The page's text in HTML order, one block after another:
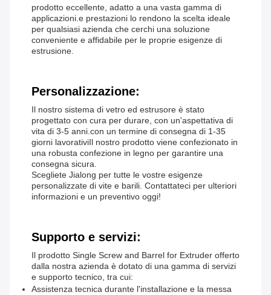
prodotto eccellente, adatto a una vasta gamma di
applicazioni.e prestazioni lo rendono la scelta ideale
per qualsiasi azienda che cerchi una soluzione
conveniente e affidabile per le proprie esigenze di
estrusione.
Personalizzazione:
Il nostro sistema di vetro ed estrusore è stato
progettato con cura per durare, con un'aspettativa di
vita di 3-5 anni.con un termine di consegna di 1-35
giorni lavorativiIl nostro prodotto viene confezionato in
una robusta confezione in legno per garantire una
consegna sicura.
Scegliete Jialong per tutte le vostre esigenze
personalizzate di vite e barili. Contattateci per ulteriori
informazioni e un preventivo oggi!
Supporto e servizi:
Il prodotto Single Screw and Barrel for Extruder offerto
dalla nostra azienda è dotato di una gamma di servizi
e supporto tecnico, tra cui:
Assistenza tecnica durante l'installazione e la messa